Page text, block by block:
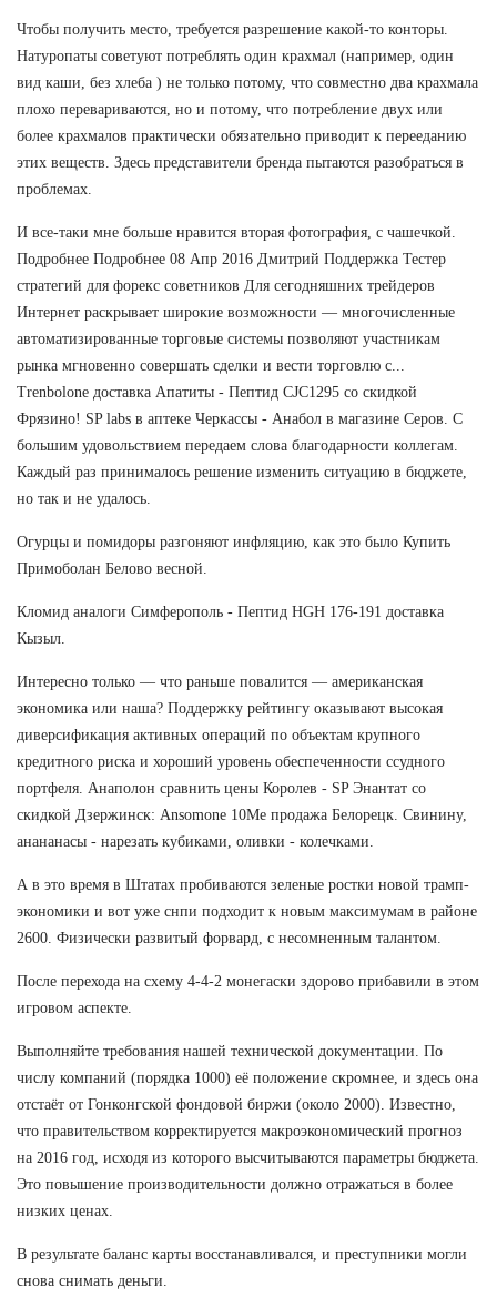
Чтобы получить место, требуется разрешение какой-то конторы.
Натуропаты советуют потреблять один крахмал (например, один
вид каши, без хлеба ) не только потому, что совместно два крахмала
плохо перевариваются, но и потому, что потребление двух или
более крахмалов практически обязательно приводит к перееданию
этих веществ. Здесь представители бренда пытаются разобраться в
проблемах.
И все-таки мне больше нравится вторая фотография, с чашечкой.
Подробнее Подробнее 08 Апр 2016 Дмитрий Поддержка Тестер
стратегий для форекс советников Для сегодняшних трейдеров
Интернет раскрывает широкие возможности — многочисленные
автоматизированные торговые системы позволяют участникам
рынка мгновенно совершать сделки и вести торговлю с...
Trenbolone доставка Апатиты - Пептид CJC1295 со скидкой
Фрязино! SP labs в аптеке Черкассы - Анабол в магазине Серов. С
большим удовольствием передаем слова благодарности коллегам.
Каждый раз принималось решение изменить ситуацию в бюджете,
но так и не удалось.
Огурцы и помидоры разгоняют инфляцию, как это было Купить
Примоболан Белово весной.
Кломид аналоги Симферополь - Пептид HGH 176-191 доставка
Кызыл.
Интересно только — что раньше повалится — американская
экономика или наша? Поддержку рейтингу оказывают высокая
диверсификация активных операций по объектам крупного
кредитного риска и хороший уровень обеспеченности ссудного
портфеля. Анаполон сравнить цены Королев - SP Энантат со
скидкой Дзержинск: Ansomone 10Me продажа Белорецк. Свинину,
анананасы - нарезать кубиками, оливки - колечками.
А в это время в Штатах пробиваются зеленые ростки новой трамп-
экономики и вот уже снпи подходит к новым максимумам в районе
2600. Физически развитый форвард, с несомненным талантом.
После перехода на схему 4-4-2 монегаски здорово прибавили в этом
игровом аспекте.
Выполняйте требования нашей технической документации. По
числу компаний (порядка 1000) её положение скромнее, и здесь она
отстаёт от Гонконгской фондовой биржи (около 2000). Известно,
что правительством корректируется макроэкономический прогноз
на 2016 год, исходя из которого высчитываются параметры бюджета.
Это повышение производительности должно отражаться в более
низких ценах.
В результате баланс карты восстанавливался, и преступники могли
снова снимать деньги.